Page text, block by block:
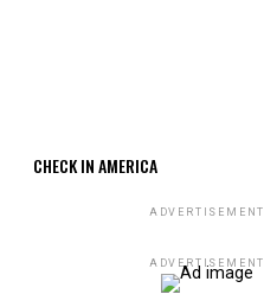
CHECK IN AMERICA
ADVERTISEMENT
ADVERTISEMENT